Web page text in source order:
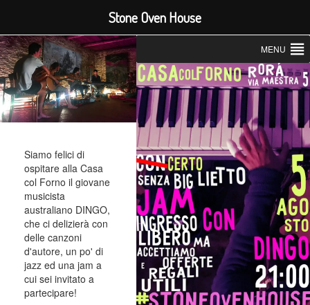
Siamo felici di
ospitare alla Casa
col Forno il giovane
musicista
australiano DINGO,
che ci delizierà con
delle canzoni
d'autore, un po' di
jazz ed una jam a
cui sei invitato a
partecipare!
MENU
Stone Oven House